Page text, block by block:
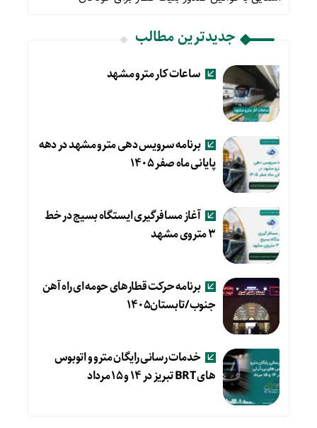
جدیدترین مطالب
ساعات کار مترو مشهد
برنامه سرویس دهی مترو مشهد در دهه
پایانی ماه صفر ۱۴۰۵
آغاز مسافرگیری ایستگاه بسیج در خط
۳ متروی مشهد
برنامه حرکت قطارهای حومه ای راه آهن
جنوب/تابستان۱۴۰۵
خدمات رسانی رایگان مترو و اتوبوس
های BRT تبریز در ۱۴ و ۱۵ مرداد